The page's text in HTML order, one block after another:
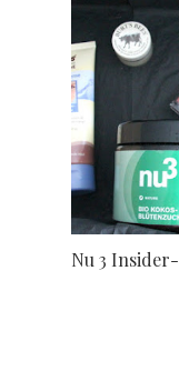
Nu 3